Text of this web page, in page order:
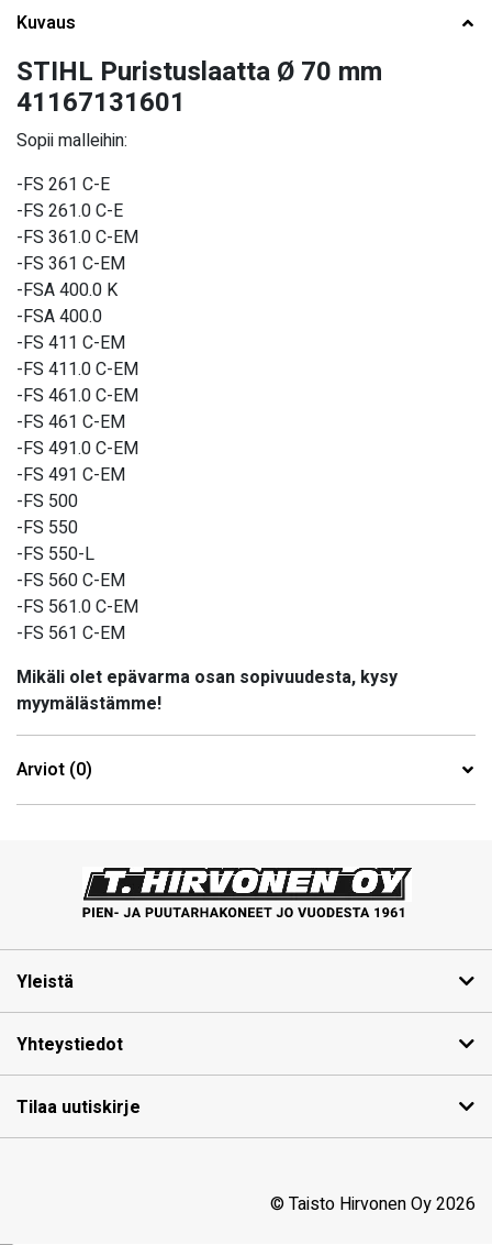
Kuvaus
STIHL Puristuslaatta Ø 70 mm
41167131601
Sopii malleihin:
-FS 261 C-E
-FS 261.0 C-E
-FS 361.0 C-EM
-FS 361 C-EM
-FSA 400.0 K
-FSA 400.0
-FS 411 C-EM
-FS 411.0 C-EM
-FS 461.0 C-EM
-FS 461 C-EM
-FS 491.0 C-EM
-FS 491 C-EM
-FS 500
-FS 550
-FS 550-L
-FS 560 C-EM
-FS 561.0 C-EM
-FS 561 C-EM
Mikäli olet epävarma osan sopivuudesta, kysy
myymälästämme!
Arviot (0)
Yleistä
Yhteystiedot
Tilaa uutiskirje
© Taisto Hirvonen Oy 2026